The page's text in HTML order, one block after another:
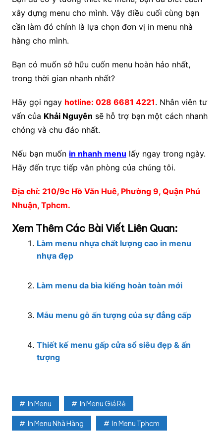
xây dựng menu cho mình. Vậy điều cuối cùng bạn
cần làm đó chính là lựa chọn đơn vị in menu nhà
hàng cho mình.
Bạn có muốn sở hữu cuốn menu hoàn hảo nhất,
trong thời gian nhanh nhất?
Hãy gọi ngay hotline: 028 6681 4221. Nhân viên tư
vấn của Khải Nguyên sẽ hỗ trợ bạn một cách nhanh
chóng và chu đáo nhất.
Nếu bạn muốn in nhanh menu lấy ngay trong ngày.
Hãy đến trực tiếp văn phòng của chúng tôi.
Địa chỉ: 210/9c Hồ Văn Huê, Phường 9, Quận Phú
Nhuận, Tphcm.
Xem Thêm Các Bài Viết Liên Quan:
Làm menu nhựa chất lượng cao in menu
nhựa đẹp
Làm menu da bìa kiếng hoàn toàn mới
Mẫu menu gỗ ấn tượng của sự đẳng cấp
Thiết kế menu gấp cửa sổ siêu đẹp & ấn
tượng
In Menu In Menu Giá Rẻ
In Menu Nhà Hàng In Menu Tphcm